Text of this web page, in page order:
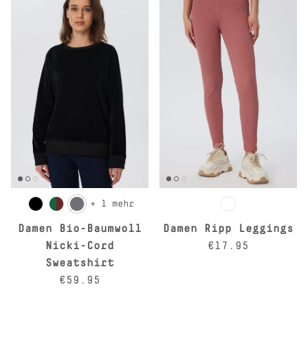
Damen Bio-Baumwoll
Nicki-Cord
Sweatshirt
Normaler Preis
€59.95
+ 1 mehr
Damen Ripp Leggings
Normaler Preis
€17.95